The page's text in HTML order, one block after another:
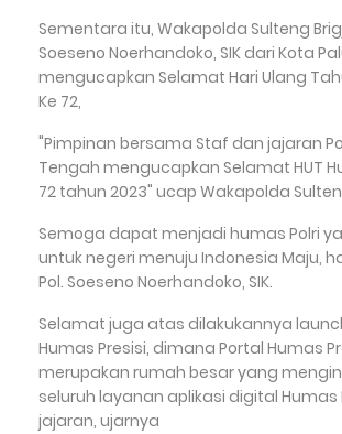
Sementara itu, Wakapolda Sulteng
Soeseno Noerhandoko, SIK dari Kota
mengucapkan Selamat Hari Ulang
Ke 72,
"Pimpinan bersama Staf dan jajaran
Tengah mengucapkan Selamat HUT
72 tahun 2023" ucap Wakapolda
Semoga dapat menjadi humas Polri
untuk negeri menuju Indonesia Maju,
Pol. Soeseno Noerhandoko, SIK.
Selamat juga atas dilakukannya
Humas Presisi, dimana Portal Humas
merupakan rumah besar yang
seluruh layanan aplikasi digital Humas
jajaran, ujarnya